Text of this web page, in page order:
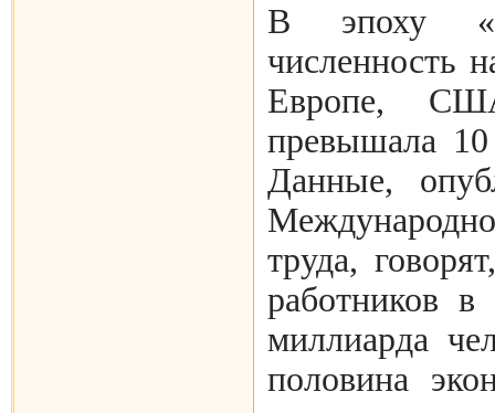
В эпоху
численность
Европе,
превышала
Данные,
труда,
работников в
миллиарда
половина